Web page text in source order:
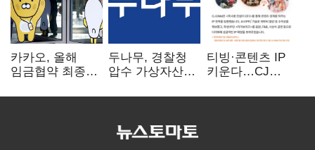
카카오, 올해
임금협약 최종
인상·격려금
두나무, 경찰청
압수 가상자산
커스터디 사업
티빙·콘텐츠 IP
키운다…CJ
글로벌 확장 가속